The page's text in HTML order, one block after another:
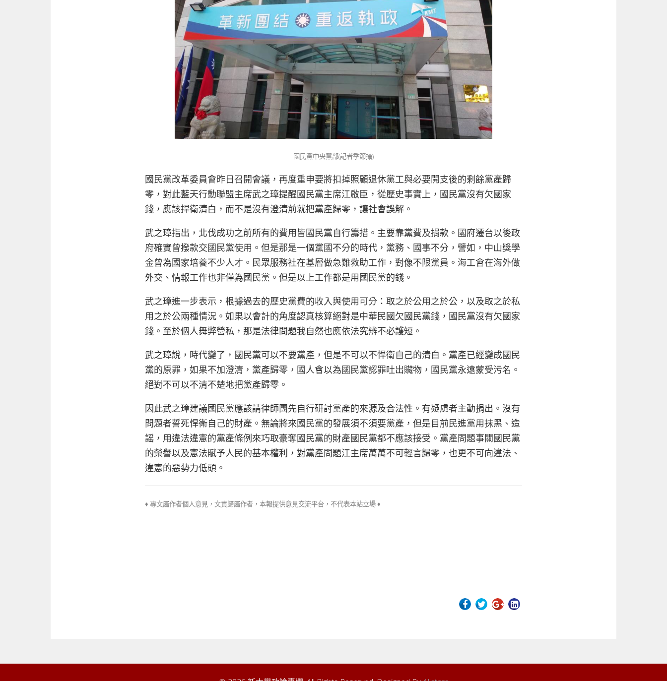
國民黨中央黨部(記者季節攝)
國民黨改革委員會昨日召開會議，再度重申要將扣掉照顧退休黨工與必要開支後的剩餘黨產歸
零，對此藍天行動聯盟主席武之璋提醒國民黨主席江啟臣，從歷史事實上，國民黨沒有欠國家
錢，應該捍衛清白，而不是沒有澄清前就把黨產歸零，讓社會誤解。
武之璋指出，北伐成功之前所有的費用皆國民黨自行籌措。主要靠黨費及捐款。國府遷台以後政
府確實曾撥款交國民黨使用。但是那是一個黨國不分的時代，黨務、國事不分，譬如，中山獎學
金曾為國家培養不少人才。民眾服務社在基層做急難救助工作，對像不限黨員。海工會在海外做
外交、情報工作也非僅為國民黨。但是以上工作都是用國民黨的錢。
武之璋進一步表示，根據過去的歷史黨費的收入與使用可分：取之於公用之於公，以及取之於私
用之於公兩種情況。如果以會計的角度認真核算絕對是中華民國欠國民黨錢，國民黨沒有欠國家
錢。至於個人舞弊營私，那是法律問題我自然也應依法究辨不必護短。
武之璋說，時代變了，國民黨可以不要黨產，但是不可以不悍衛自己的清白。黨產已經變成國民
黨的原罪，如果不加澄清，黨產歸零，國人會以為國民黨認罪吐出贜物，國民黨永遠蒙受污名。
絕對不可以不清不楚地把黨產歸零。
因此武之璋建議國民黨應該請律師團先自行研討黨產的來源及合法性。有疑慮者主動捐出。沒有
問題者誓死悍衛自己的財產。無論將來國民黨的發展須不須要黨產，但是目前民進黨用抹黑、造
謡，用違法違憲的黨產條例來巧取豪奪國民黨的財產國民黨都不應該接受。黨產問題事關國民黨
的榮譽以及憲法賦予人民的基本權利，對黨產問題江主席萬萬不可輕言歸零，也更不可向違法、
違憲的惡勢力低頭。
♦ 專文屬作者個人意見，文責歸屬作者，本報提供意見交流平台，不代表本站立場 ♦